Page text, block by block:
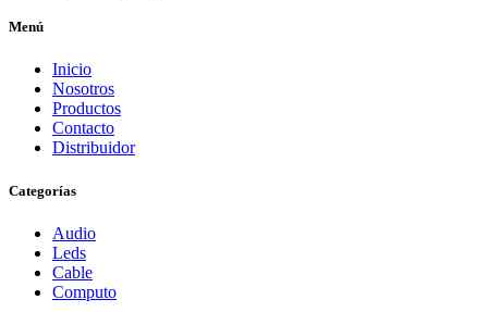
Menú
Inicio
Nosotros
Productos
Contacto
Distribuidor
Categorías
Audio
Leds
Cable
Computo